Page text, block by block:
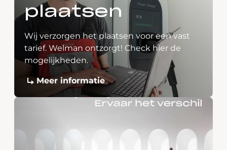
plaatsen
Wij verzorgen het plaatsen voor een vast
tarief. Welman ontzorgt! Check hier de
mogelijkheden.
Meer informatie